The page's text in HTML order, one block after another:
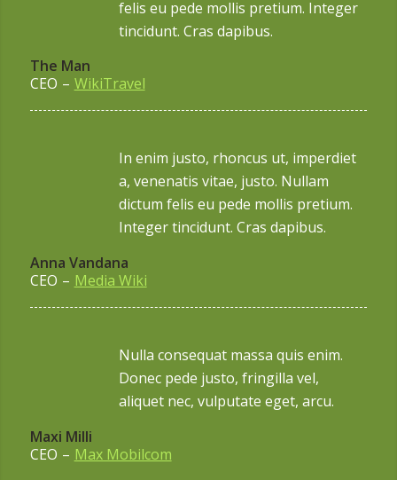
felis eu pede mollis pretium. Integer
tincidunt. Cras dapibus.
The Man
CEO – WikiTravel
In enim justo, rhoncus ut, imperdiet
a, venenatis vitae, justo. Nullam
dictum felis eu pede mollis pretium.
Integer tincidunt. Cras dapibus.
Anna Vandana
CEO – Media Wiki
Nulla consequat massa quis enim.
Donec pede justo, fringilla vel,
aliquet nec, vulputate eget, arcu.
Maxi Milli
CEO – Max Mobilcom